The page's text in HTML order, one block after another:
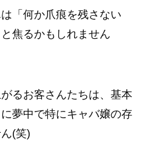
「何か爪痕を残さない
焦るかもしれません
るお客さんたちは、基本
夢中で特にキャバ嬢の存
(笑)